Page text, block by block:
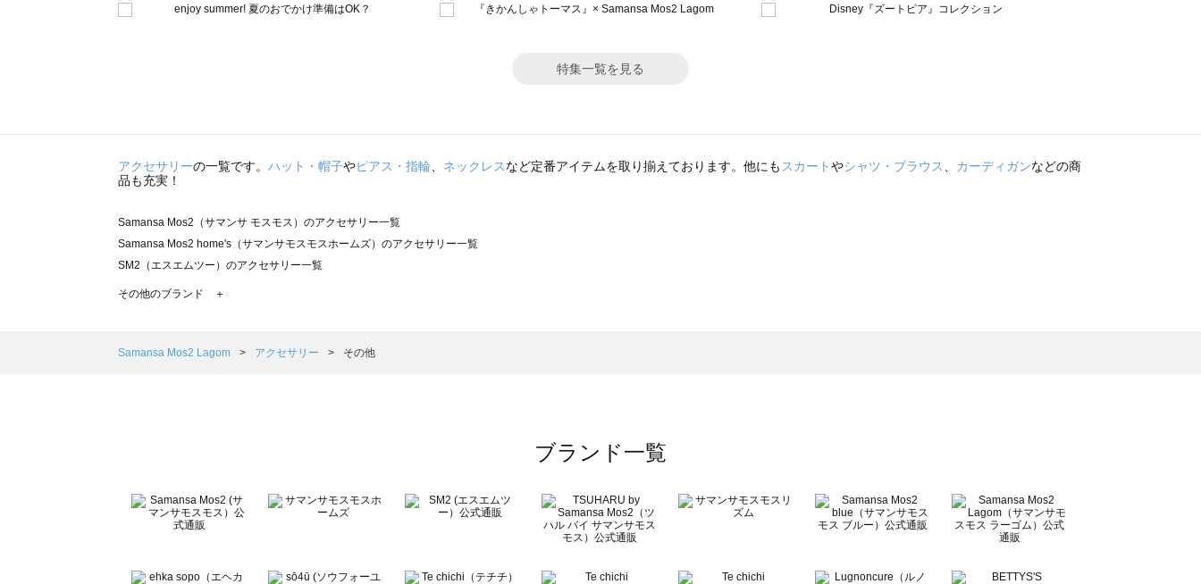
特集一覧を見る
アクセサリーの一覧です。 ハット・帽子やピアス・指輪、 ネックレスなど定番アイテムを取り揃えております。他にもスカートやシャツ・ブラウス、 カーディガンなどの商
品も充実！
Samansa Mos2（サマンサ モスモス）のアクセサリー一覧
Samansa Mos2 home's（サマンサモスモスホームズ）のアクセサリー一覧
SM2（エスエムツー）のアクセサリー一覧
TSUHARU by Samansa Mos2（ツハルバイサマンサモスモス）のアクセサリー一覧
Samansa Mos2 Lagom（サマンサモスモス ラーゴム）のアクセサリー一覧
BETTY'S BLUE（べティーズブルー）のアクセサリー一覧
Wpc.（ワールドパーティー）のアクセサリー一覧
その他のブランド ＋
Samansa Mos2 Lagom アクセサリー その他
ブランド一覧